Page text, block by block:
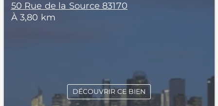
50 Rue de la Source 83170
À 3,80 km
DÉCOUVRIR CE BIEN